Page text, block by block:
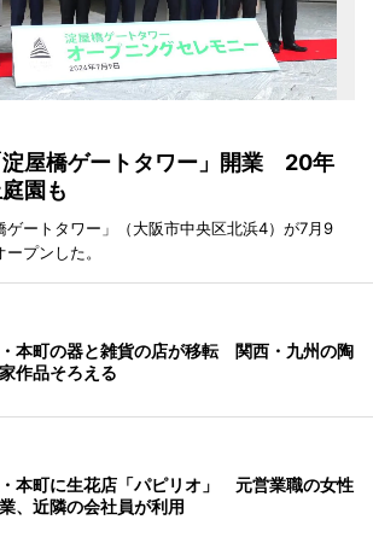
淀屋橋ゲートタワー」開業 20年
園も
ゲートタワー」（大阪市中央区北浜4）が7月9
プンした。
本町の器と雑貨の店が移転 関西・九州の陶
作品そろえる
本町に生花店「パピリオ」 元営業職の女性
、近隣の会社員が利用